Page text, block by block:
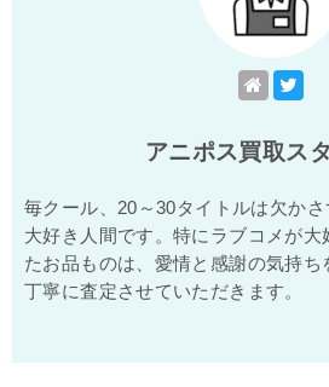
アニポス買取ス
毎クール、20～30タイトルは欠か
大好き人間です。特にラブコメが
たお品ものは、愛情と感謝の気持ち
丁寧に査定させていただきます。